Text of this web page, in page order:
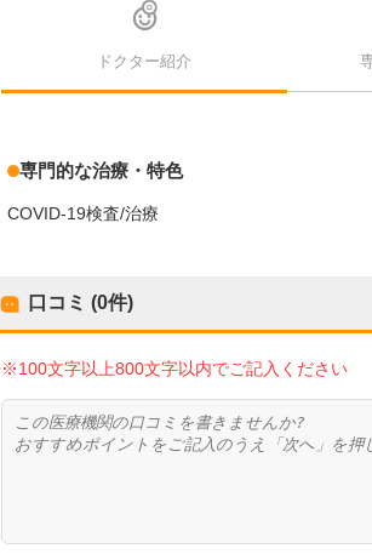
ドクター紹介
専門的な治療・特色
COVID-19検査/治療
口コミ (0件)
※100文字以上800文字以内でご記入ください